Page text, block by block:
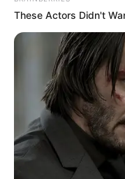
These Actors Didn't